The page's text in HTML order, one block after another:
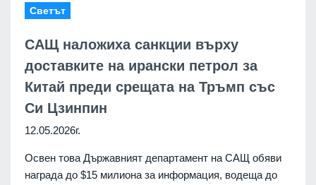
Светът
САЩ наложиха санкции върху
доставките на ирански петрол за
Китай преди срещата на Тръмп със
Си Цзинпин
12.05.2026г.
Освен това Държавният департамент на САЩ обяви
награда до $15 милиона за информация, водеща до